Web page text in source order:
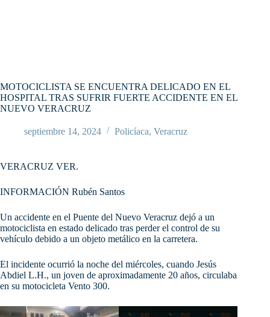
MOTOCICLISTA SE ENCUENTRA DELICADO EN EL
HOSPITAL TRAS SUFRIR FUERTE ACCIDENTE EN EL
NUEVO VERACRUZ
septiembre 14, 2024 Policíaca, Veracruz
VERACRUZ VER.
INFORMACIÓN Rubén Santos
Un accidente en el Puente del Nuevo Veracruz dejó a un
motociclista en estado delicado tras perder el control de su
vehículo debido a un objeto metálico en la carretera.
El incidente ocurrió la noche del miércoles, cuando Jesús
Abdiel L.H., un joven de aproximadamente 20 años, circulaba
en su motocicleta Vento 300.